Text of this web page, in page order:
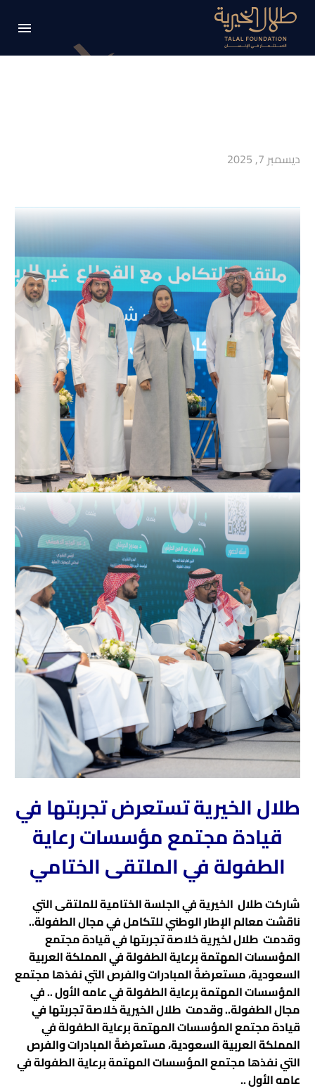
ديسمبر 7, 2025
طلال الخيرية تستعرض تجربتها في
قيادة مجتمع مؤسسات رعاية
الطفولة في الملتقى الختامي
شاركتطلال الخيريةفي الجلسة الختامية للملتقى التي
ناقشت معالم الإطار الوطني للتكامل في مجال الطفولة..
وقدمت طلال لخيريةخلاصة تجربتها في قيادة مجتمع
المؤسسات المهتمة برعاية الطفولة في المملكة العربية
السعودية، مستعرضةً المبادرات والفرص التي نفذها مجتمع
المؤسسات المهتمة برعاية الطفولة في عامه الأول .. في
مجال الطفولة.. وقدمت طلال الخيريةخلاصة تجربتها في
قيادة مجتمع المؤسسات المهتمة برعاية الطفولة في
المملكة العربية السعودية، مستعرضةً المبادرات والفرص
التي نفذها مجتمع المؤسسات المهتمة برعاية الطفولة في
عامه الأول ..